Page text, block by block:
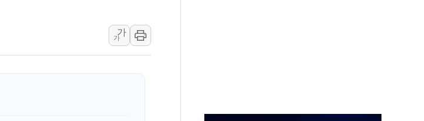
美, 이란전 출구전략 만지작…공습 한계·탄약 부족 현실화
강릉·동해·삼척 시간당 최대 50㎜ 폭우…강원 동해안 강한 비 이어져
가
가